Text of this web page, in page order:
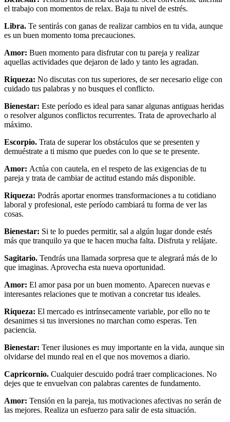
el trabajo con momentos de relax. Baja tu nivel de estrés.
Libra. Te sentirás con ganas de realizar cambios en tu vida, aunque
es un buen momento toma precauciones.
Amor: Buen momento para disfrutar con tu pareja y realizar
aquellas actividades que dejaron de lado y tanto les agradan.
Riqueza: No discutas con tus superiores, de ser necesario elige con
cuidado tus palabras y no busques el conflicto.
Bienestar: Este período es ideal para sanar algunas antiguas heridas
o resolver algunos conflictos recurrentes. Trata de aprovecharlo al
máximo.
Escorpio. Trata de superar los obstáculos que se presenten y
demuéstrate a ti mismo que puedes con lo que se te presente.
Amor: Actúa con cautela, en el respeto de las exigencias de tu
pareja y trata de cambiar de actitud estando más disponible.
Riqueza: Podrás aportar enormes transformaciones a tu cotidiano
laboral y profesional, este período cambiará tu forma de ver las
cosas.
Bienestar: Si te lo puedes permitir, sal a algún lugar donde estés
más que tranquilo ya que te hacen mucha falta. Disfruta y relájate.
Sagitario. Tendrás una llamada sorpresa que te alegrará más de lo
que imaginas. Aprovecha esta nueva oportunidad.
Amor: El amor pasa por un buen momento. Aparecen nuevas e
interesantes relaciones que te motivan a concretar tus ideales.
Riqueza: El mercado es intrínsecamente variable, por ello no te
desanimes si tus inversiones no marchan como esperas. Ten
paciencia.
Bienestar: Tener ilusiones es muy importante en la vida, aunque sin
olvidarse del mundo real en el que nos movemos a diario.
Capricornio. Cualquier descuido podrá traer complicaciones. No
dejes que te envuelvan con palabras carentes de fundamento.
Amor: Tensión en la pareja, tus motivaciones afectivas no serán de
las mejores. Realiza un esfuerzo para salir de esta situación.